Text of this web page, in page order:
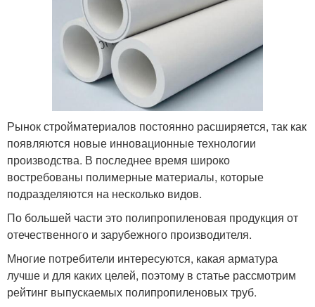
Рынок стройматериалов постоянно расширяется, так как
появляются новые инновационные технологии
производства. В последнее время широко
востребованы полимерные материалы, которые
подразделяются на несколько видов.
По большей части это полипропиленовая продукция от
отечественного и зарубежного производителя.
Многие потребители интересуются, какая арматура
лучше и для каких целей, поэтому в статье рассмотрим
рейтинг выпускаемых полипропиленовых труб.